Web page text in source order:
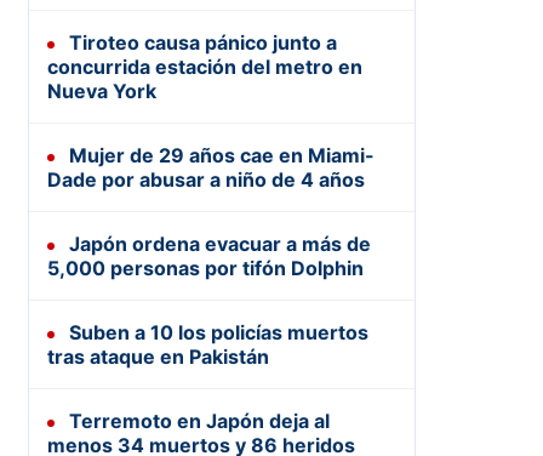
Tiroteo causa pánico junto a
concurrida estación del metro en
Nueva York
Mujer de 29 años cae en Miami-
Dade por abusar a niño de 4 años
Japón ordena evacuar a más de
5,000 personas por tifón Dolphin
Suben a 10 los policías muertos
tras ataque en Pakistán
Terremoto en Japón deja al
menos 34 muertos y 86 heridos